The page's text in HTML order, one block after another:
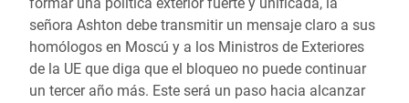
señora Ashton debe transmitir un mensaje claro a sus
homólogos en Moscú y a los Ministros de Exteriores
de la UE que diga que el bloqueo no puede continuar
un tercer año más. Este será un paso hacia alcanzar